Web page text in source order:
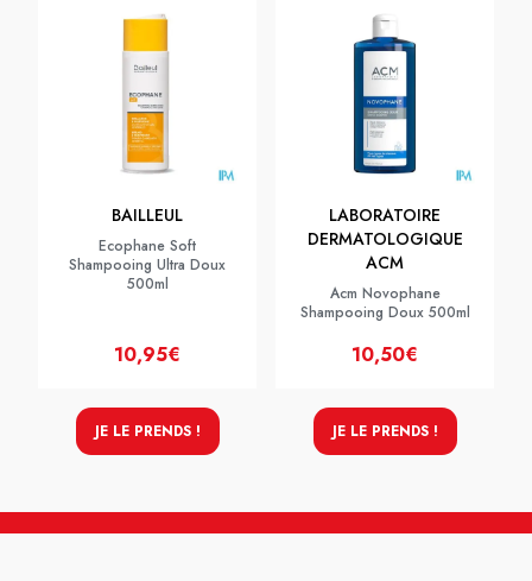
BAILLEUL
Ecophane Soft
Shampooing Ultra Doux
500ml
10,95€
JE LE PRENDS !
LABORATOIRE
DERMATOLOGIQUE
ACM
Acm Novophane
Shampooing Doux 500ml
10,50€
JE LE PRENDS !